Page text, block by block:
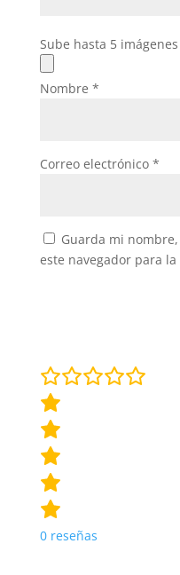
Sube hasta 5
Nombre *
Correo electrónico *
Guarda mi
este navegador para
0reseñas